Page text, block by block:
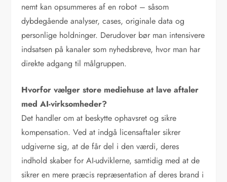
nemt kan opsummeres af en robot – såsom
dybdegående analyser, cases, originale data og
personlige holdninger. Derudover bør man intensivere
indsatsen på kanaler som nyhedsbreve, hvor man har
direkte adgang til målgruppen.
Hvorfor vælger store mediehuse at lave aftaler
med AI-virksomheder?
Det handler om at beskytte ophavsret og sikre
kompensation. Ved at indgå licensaftaler sikrer
udgiverne sig, at de får del i den værdi, deres
indhold skaber for AI-udviklerne, samtidig med at de
sikrer en mere præcis repræsentation af deres brand i